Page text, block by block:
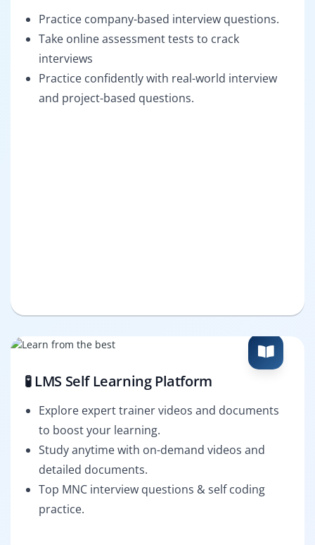
Practice company-based interview questions.
Take online assessment tests to crack
interviews
Practice confidently with real-world interview
and project-based questions.
🧪 LMS Self Learning Platform
Explore expert trainer videos and documents
to boost your learning.
Study anytime with on-demand videos and
detailed documents.
Top MNC interview questions & self coding
practice.